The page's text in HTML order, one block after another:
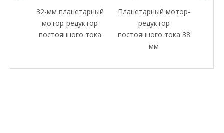
32-мм планетарный
мотор-редуктор
постоянного тока
Планетарный мотор-
редуктор
постоянного тока 38
мм